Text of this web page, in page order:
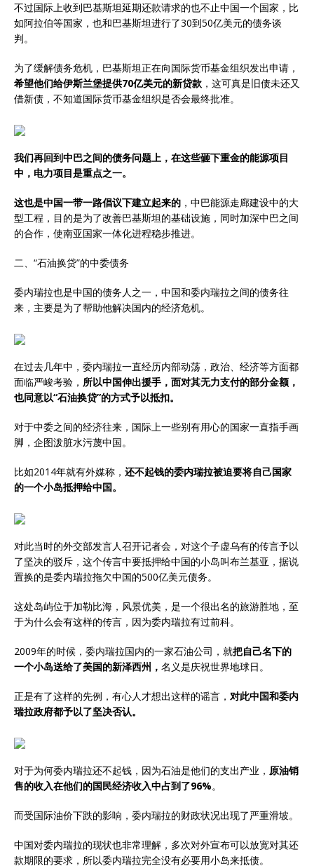
不过国际上收到巴基斯坦延期还款请求的也不止中国一个国家，比
如阿拉伯等国家，也和巴基斯坦进行了30到50亿美元的债务谈
判。
为了缓解债务危机，巴基斯坦正在向国际货币基金组织发出申请，
希望他们给伊斯兰堡提供70亿美元的新贷款 ，这可真是旧债未还又
借新债，不知道国际货币基金组织是否会最终批准。
我们再回到中巴之间的债务问题上，在这些砸下重金的能源项目
中，电力项目是重点之一。
这也是中国一带一路倡议下建立起来的 ，中巴能源走廊建设中的大
型工程，目的是为了改善巴基斯坦的基础设施，同时加深中巴之间
的合作，使南亚国家一体化进程稳步推进。
二、“石油换贷”的中委债务
委内瑞拉也是中国的债务人之一，中国和委内瑞拉之间的债务往
来，主要是为了帮助他解决国内的经济危机。
在过去几年中，委内瑞拉一直经历内部动荡，政治、经济等方面都
面临严峻考验， 所以中国伸出援手，面对其无力支付的部分金额，
也同意以“石油换贷”的方式予以抵扣。
对于中委之间的经济往来，国际上一些别有用心的国家一直指手画
脚，企图泼脏水污蔑中国。
比如2014年就有外媒称， 还不起钱的委内瑞拉被迫要将自己国家
的一个小岛抵押给中国。
对此当时的外交部发言人召开记者会，对这个子虚乌有的传言予以
了坚决的驳斥，这个传言中要抵押给中国的小岛叫布兰基亚，据说
置换的是委内瑞拉拖欠中国的500亿美元债务。
这处岛屿位于加勒比海，风景优美，是一个很出名的旅游胜地，至
于为什么会有这样的传言，因为委内瑞拉有过前科。
2009年的时候，委内瑞拉国内的一家石油公司，就把自己名下的
一个小岛送给了美国的新泽西州， 名义是庆祝世界地球日。
正是有了这样的先例，有心人才想出这样的谣言， 对此中国和委内
瑞拉政府都予以了坚决否认。
对于为何委内瑞拉还不起钱，因为石油是他们的支出产业， 原油销
售的收入在他们的国民经济收入中占到了96%。
而受国际油价下跌的影响，委内瑞拉的财政状况出现了严重滑坡。
中国对委内瑞拉的现状也非常理解，多次对外宣布可以放宽对其还
款期限的要求，所以委内瑞拉完全没有必要用小岛来抵债。